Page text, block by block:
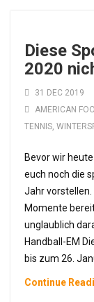
Diese
2020
31 DEC 2019
AMERICAN
TENNIS,
Bevor wir
euch noch die
Jahr vorstellen.
Momente
unglaublich
Handball-EM
bis zum 26.
Continue